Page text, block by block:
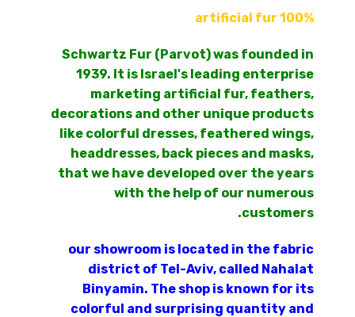
100% artificial fur
Schwartz Fur (Parvot) was founded in
1939. It is Israel's leading enterprise
marketing artificial fur, feathers,
decorations and other unique products
like colorful dresses, feathered wings,
headdresses, back pieces and masks,
that we have developed over the years
with the help of our numerous
customers.
our showroom is located in the fabric
district of Tel-Aviv, called Nahalat
Binyamin. The shop is known for its
colorful and surprising quantity and